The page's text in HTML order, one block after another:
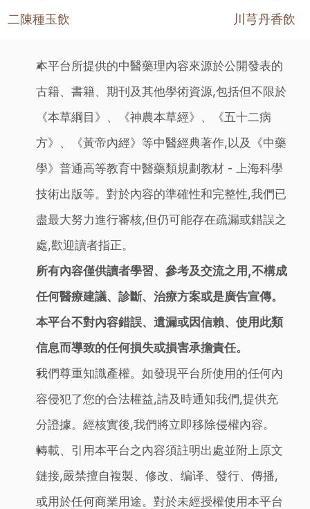
二陳種玉飲
川芎丹香飲
本平台所提供的中醫藥理內容來源於公開發表的
古籍、書籍、期刊及其他學術資源,包括但不限於
《本草綱目》、《神農本草經》、《五十二病
方》、《黃帝內經》等中醫經典著作,以及《中藥
學》普通高等教育中醫藥類規劃教材 - 上海科學
技術出版等。對於內容的準確性和完整性,我們已
盡最大努力進行審核,但仍可能存在疏漏或錯誤之
處,歡迎讀者指正。
所有內容僅供讀者學習、參考及交流之用,不構成
任何醫療建議、診斷、治療方案或是廣告宣傳。
本平台不對內容錯誤、遺漏或因信賴、使用此類
信息而導致的任何損失或損害承擔責任。
我們尊重知識產權。如發現平台所使用的任何內
容侵犯了您的合法權益,請及時通知我們,提供充
分證據。經核實後,我們將立即移除侵權內容。
轉載、引用本平台之內容須註明出處並附上原文
鏈接,嚴禁擅自複製、修改、编译、發行、傳播,
或用於任何商業用途。對於未經授權使用本平台